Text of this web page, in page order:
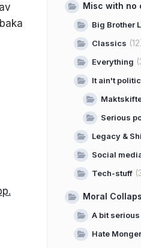
Misc with no
Big Brother
Classics
Everything
It ain't
Serious
Legacy &
Social
Tech-stuff
Moral
A bit serious
Hate